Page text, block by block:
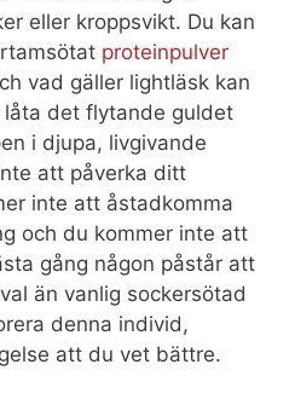
eller kroppsvikt. Du kan
proteinpulver
vad gäller lightläsk kan
det flytande guldet
i djupa, livgivande
att påverka ditt
inte att åstadkomma
och du kommer inte att
gång någon påstår att
än vanlig sockersötad
denna individ,
att du vet bättre.